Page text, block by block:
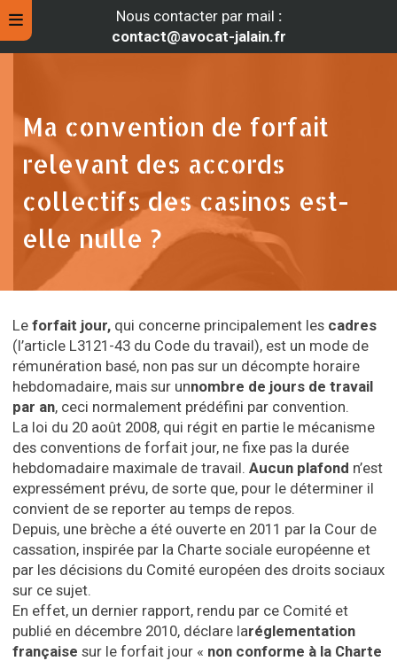
Nous contacter par mail :
contact@avocat-jalain.fr
Ma convention de forfait
relevant des accords
collectifs des casinos est-
elle nulle ?
Le forfait jour, qui concerne principalement les cadres
(l’article L3121-43 du Code du travail), est un mode de
rémunération basé, non pas sur un décompte horaire
hebdomadaire, mais sur unnombre de jours de travail
par an, ceci normalement prédéfini par convention.
La loi du 20 août 2008, qui régit en partie le mécanisme
des conventions de forfait jour, ne fixe pas la durée
hebdomadaire maximale de travail. Aucun plafond n’est
expressément prévu, de sorte que, pour le déterminer il
convient de se reporter au temps de repos.
Depuis, une brèche a été ouverte en 2011 par la Cour de
cassation, inspirée par la Charte sociale européenne et
par les décisions du Comité européen des droits sociaux
sur ce sujet.
En effet, un dernier rapport, rendu par ce Comité et
publié en décembre 2010, déclare laréglementation
française sur le forfait jour « non conforme à la Charte